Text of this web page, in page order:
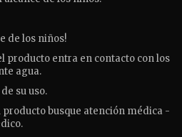
de los niños!
producto entra en contacto con los
agua.
su uso.
producto busque atención médica -